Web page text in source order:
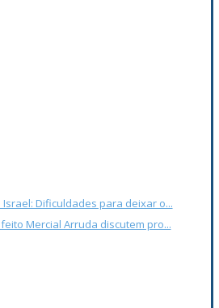
Dificuldades para deixar o...
Mercial Arruda discutem pro...